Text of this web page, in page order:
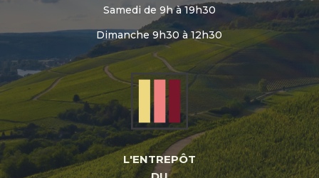
Samedi de 9h à 19h30
Dimanche 9h30 à 12h30
L'ENTREPÔT